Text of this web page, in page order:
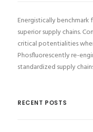
Energistically
superior supply chains.
critical potentialities
Phosfluorescently re-
standardized supply
RECENT POSTS